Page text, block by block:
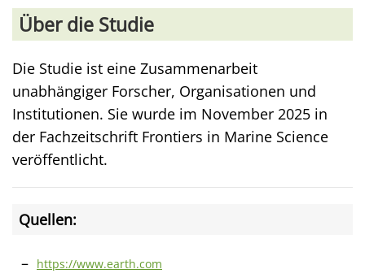
Über die Studie
Die Studie ist eine Zusammenarbeit
unabhängiger Forscher, Organisationen und
Institutionen. Sie wurde im November 2025 in
der Fachzeitschrift Frontiers in Marine Science
veröffentlicht.
Quellen:
https://www.earth.com